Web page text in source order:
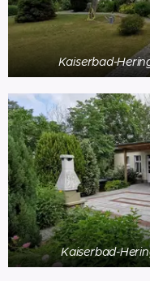
Kaiserbad-
Kaiserbad-